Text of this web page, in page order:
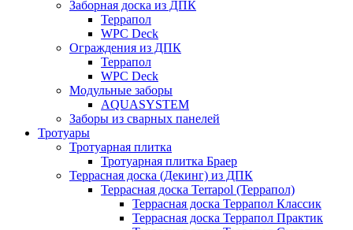
Заборная доска из ДПК
Террапол
WPC Deck
Ограждения из ДПК
Террапол
WPC Deck
Модульные заборы
AQUASYSTEM
Заборы из сварных панелей
Тротуары
Тротуарная плитка
Тротуарная плитка Браер
Террасная доска (Декинг) из ДПК
Террасная доска Terrapol (Террапол)
Террасная доска Террапол Классик
Террасная доска Террапол Практик